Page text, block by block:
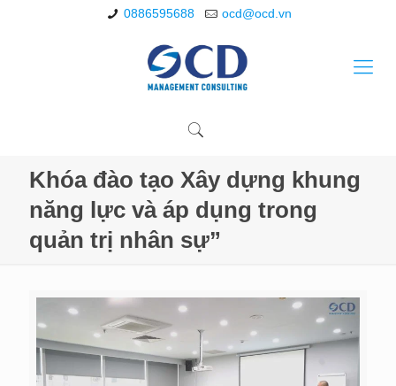
0886595688 ocd@ocd.vn
Khóa đào tạo Xây dựng khung
năng lực và áp dụng trong
quản trị nhân sự”